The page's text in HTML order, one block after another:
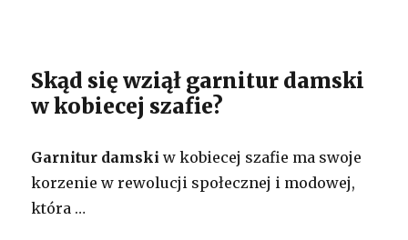
Skąd się wziął garnitur damski
w kobiecej szafie?
Garnitur damski w kobiecej szafie ma swoje
korzenie w rewolucji społecznej i modowej,
która …